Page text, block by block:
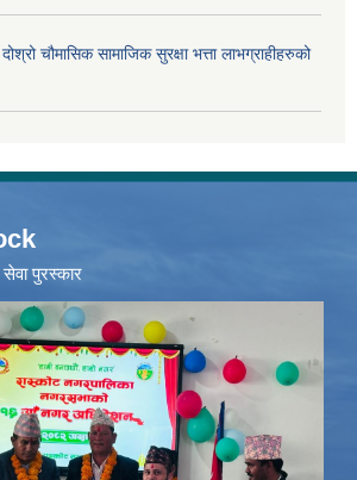
चौमासिक सामाजिक सुरक्षा भत्ता लाभग्राहीहरुको
सेवा पुरस्कार